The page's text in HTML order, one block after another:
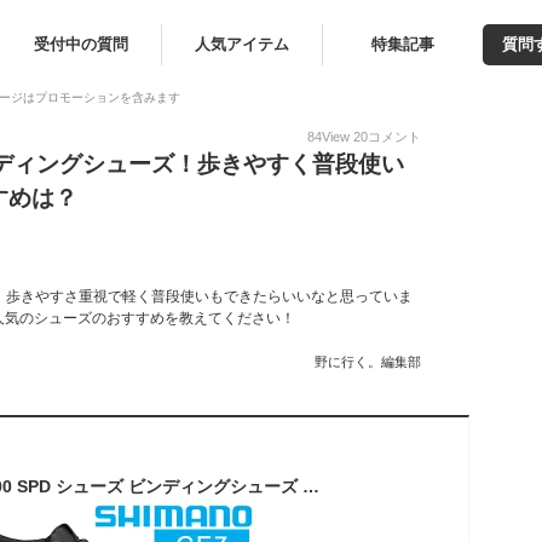
受付中の質問 人気アイテム 特集記事 質問
ジはプロモーションを含みます
84View 20コメント
ィングシューズ！歩きやすく普段使い
は？
きやすさ重視で軽く普段使いもできたらいいなと思っていま
のシューズのおすすめを教えてください！
野に行く。編集部
シマノ GE7 SH-GE700 SPD シューズ ビンディングシューズ 自転車 SHIMANO オフロード グラビティエンデューロ MTBシューズ SPDペダル対応